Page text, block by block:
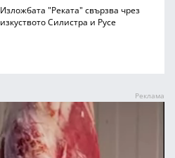
Изложбата "Реката" свързва чрез
изкуството Силистра и Русе